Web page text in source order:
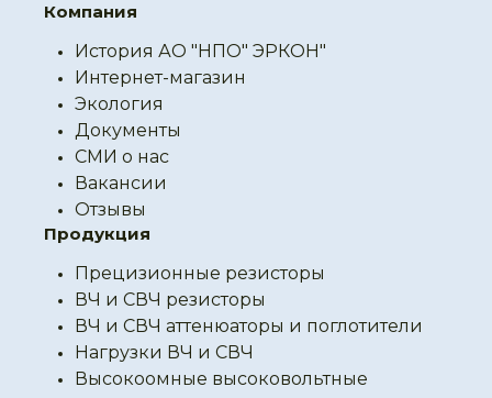
Компания
История АО "НПО" ЭРКОН"
Интернет-магазин
Экология
Документы
СМИ о нас
Вакансии
Отзывы
Продукция
Прецизионные резисторы
ВЧ и СВЧ резисторы
ВЧ и СВЧ аттенюаторы и поглотители
Нагрузки ВЧ и СВЧ
Высокоомные высоковольтные